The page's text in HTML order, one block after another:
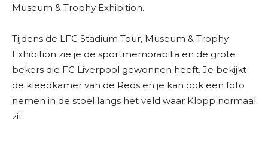
Museum & Trophy Exhibition.
Tijdens de LFC Stadium Tour, Museum & Trophy
Exhibition zie je de sportmemorabilia en de grote
bekers die FC Liverpool gewonnen heeft. Je bekijkt
de kleedkamer van de Reds en je kan ook een foto
nemen in de stoel langs het veld waar Klopp normaal
zit.